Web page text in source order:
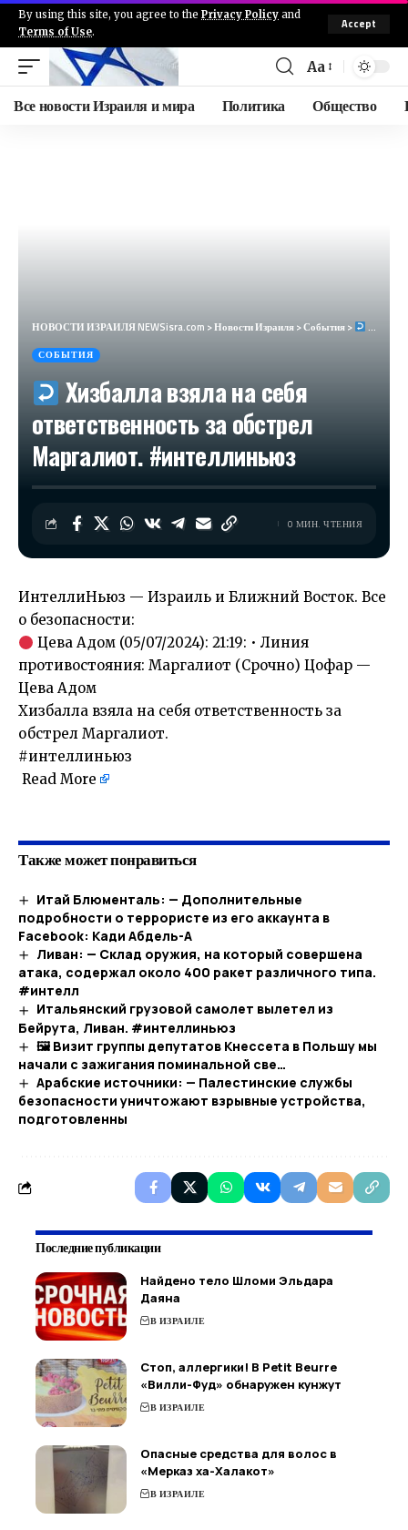
By using this site, you agree to the Privacy Policy and
Terms of Use.
Accept
Aa
Все новости Израиля и мира Политика Общество
НОВОСТИ ИЗРАИЛЯ NEWSisra.com >Новости Израиля>События>
СОБЫТИЯ
Хизбалла взяла на себя
ответственность за обстрел
Маргалиот. #интеллиньюз​
0 МИН. ЧТЕНИЯ
ИнтеллиНьюз — Израиль и Ближний Восток. Все
о безопасности:
Цева Адом (05/07/2024): 21:19: • Линия
противостояния: Маргалиот (Срочно) Цофар —
Цева Адом
Хизбалла взяла на себя ответственность за
обстрел Маргалиот.
#интеллиньюз
Read More
Также может понравиться
Итай Блюменталь: — Дополнительные
подробности о террористе из его аккаунта в
Facebook: Кади Абдель-А
Ливан: — Склад оружия, на который совершена
атака, содержал около 400 ракет различного типа.
#интелл
Итальянский грузовой самолет вылетел из
Бейрута, Ливан. #интеллиньюз
🖼 Визит группы депутатов Кнессета в Польшу мы
начали с зажигания поминальной све…
Арабские источники: — Палестинские службы
безопасности уничтожают взрывные устройства,
подготовленны
Последние публикации
Найдено тело Шломи Эльдара
Даяна
В ИЗРАИЛЕ
Стоп, аллергики! В Petit Beurre
«Вилли-Фуд» обнаружен кунжут
В ИЗРАИЛЕ
Опасные средства для волос в
«Мерказ ха-Халакот»
В ИЗРАИЛЕ